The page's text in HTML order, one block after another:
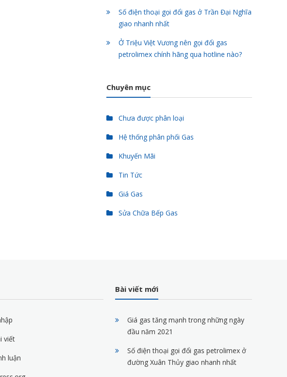
Số điện thoại gọi đổi gas ở Trần Đại Nghĩa
giao nhanh nhất
Ở Triệu Việt Vương nên gọi đổi gas
petrolimex chính hãng qua hotline nào?
Chuyên mục
Chưa được phân loại
Hệ thống phân phối Gas
Khuyến Mãi
Tin Tức
Giá Gas
Sửa Chữa Bếp Gas
viết
luận
Bài viết mới
Giá gas tăng mạnh trong những ngày
đầu năm 2021
Số điện thoại gọi đổi gas petrolimex ở
đường Xuân Thủy giao nhanh nhất